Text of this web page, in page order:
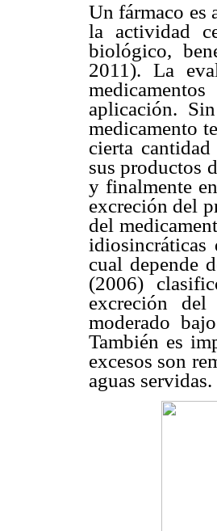
Un fármaco es
la actividad
biológico,
2011). La
aplicación.
medicamento
cierta
sus productos
y finalmente
excreción del
del
cual depende
(2006)
excreción
moderado
También es
excesos son
aguas servidas.